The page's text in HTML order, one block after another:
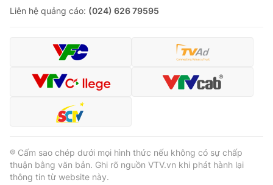
Liên hệ quảng cáo: (024) 626 79595
® Cấm sao chép dưới mọi hình thức nếu không có sự chấp
thuận bằng văn bản. Ghi rõ nguồn VTV.vn khi phát hành lại
thông tin từ website này.